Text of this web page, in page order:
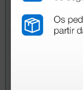
Ainda tem